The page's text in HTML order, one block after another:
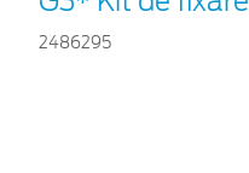
2486295